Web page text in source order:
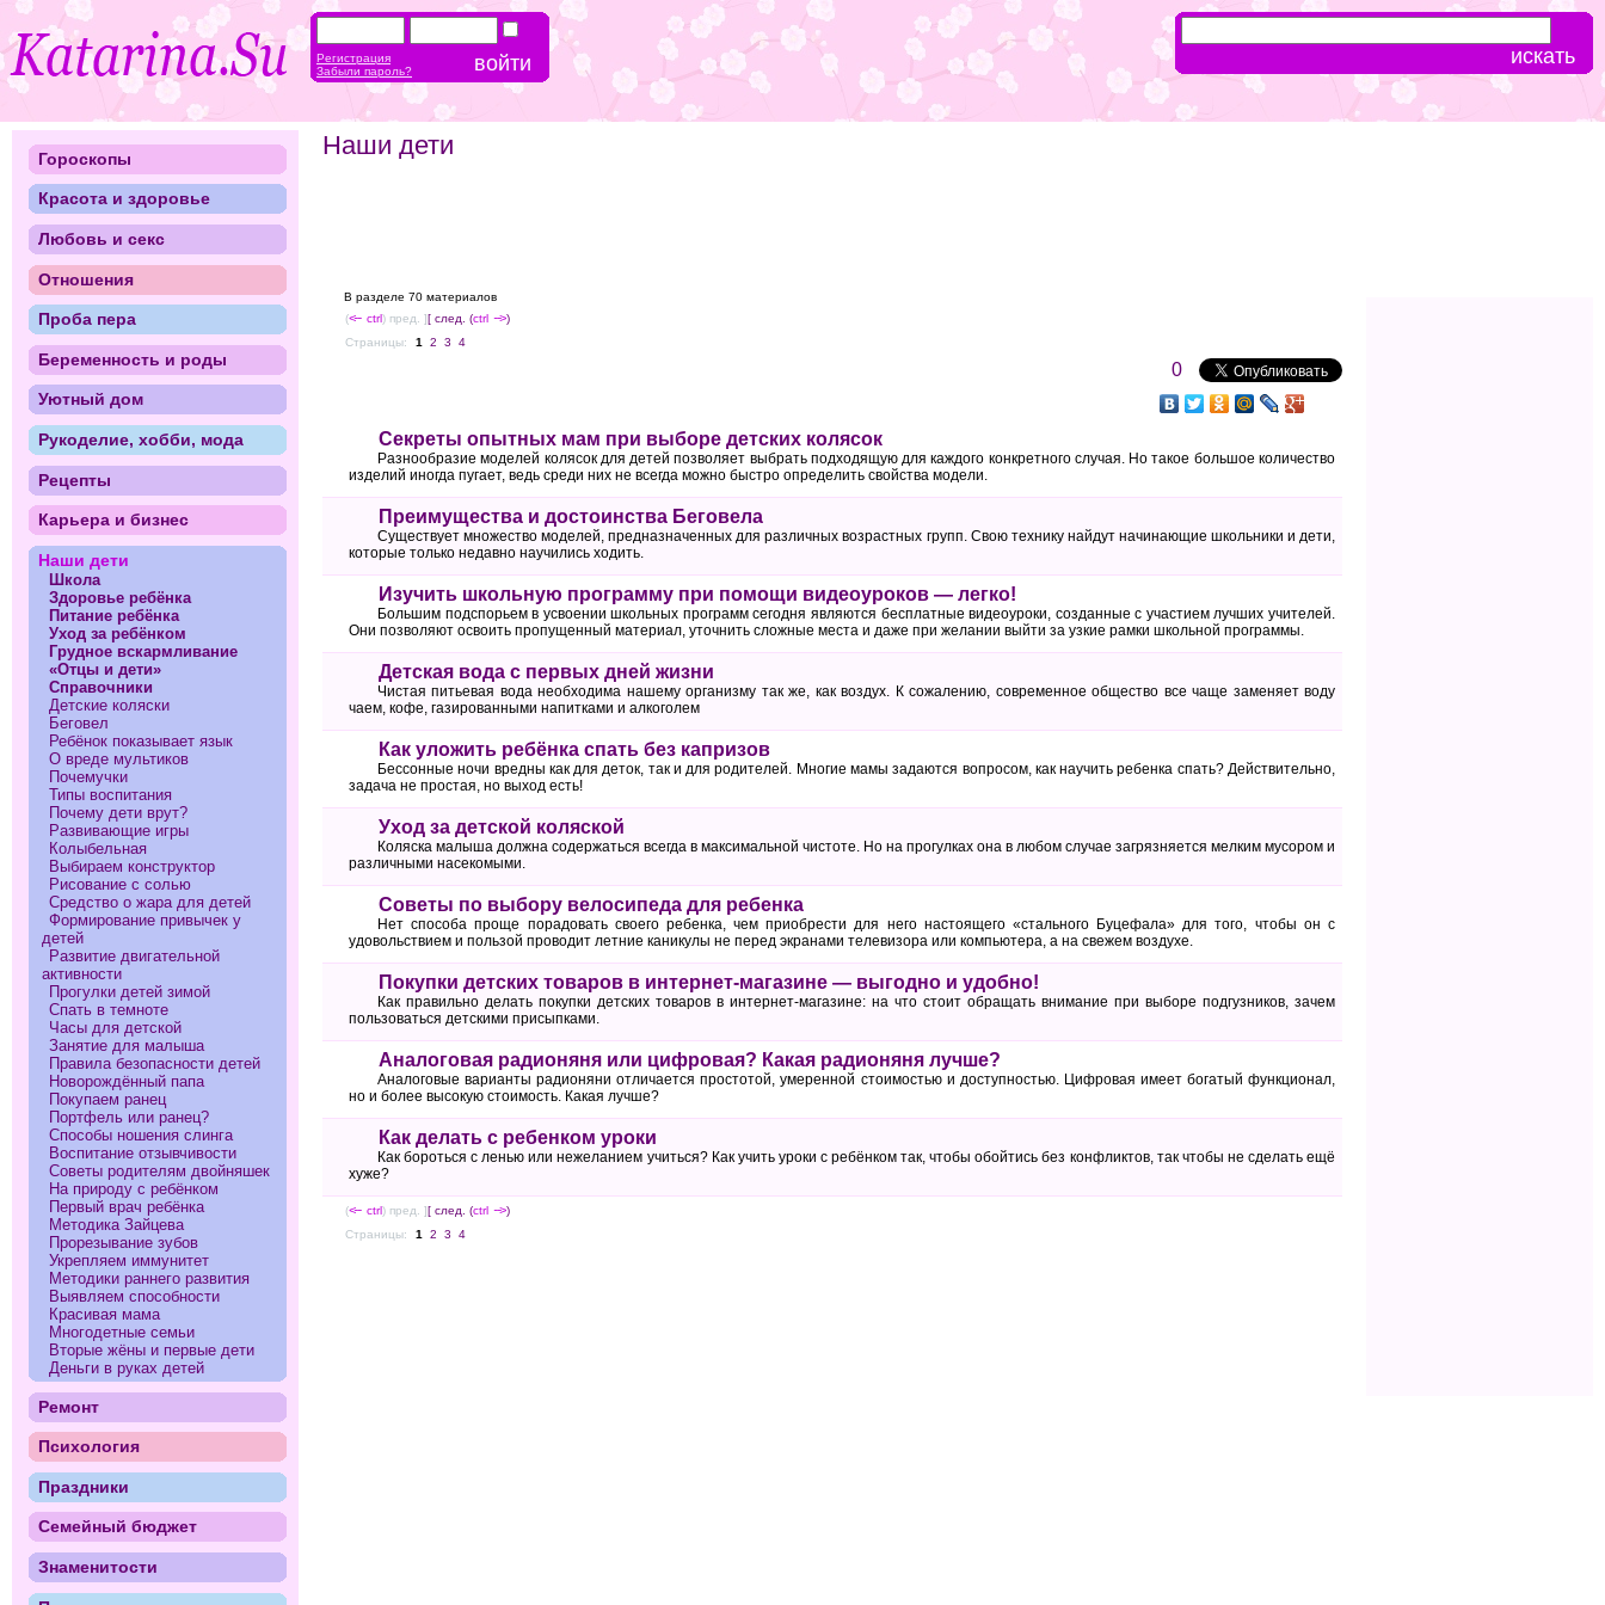
Наши дети
В разделе 70 материалов
(<-- ctrl) пред. ][ след. (ctrl --> )
Страницы:
1 2 3 4
0
Секреты опытных мам при выборе детских колясок
Разнообразие моделей колясок для детей позволяет выбрать подходящую для каждого конкретного случая. Но такое большое количество
изделий иногда пугает, ведь среди них не всегда можно быстро определить свойства модели.
Преимущества и достоинства Беговела
Существует множество моделей, предназначенных для различных возрастных групп. Свою технику найдут начинающие школьники и дети,
которые только недавно научились ходить.
Изучить школьную программу при помощи видеоуроков — легко!
Большим подспорьем в усвоении школьных программ сегодня являются бесплатные видеоуроки, созданные с участием лучших учителей.
Они позволяют освоить пропущенный материал, уточнить сложные места и даже при желании выйти за узкие рамки школьной программы.
Детская вода с первых дней жизни
Чистая питьевая вода необходима нашему организму так же, как воздух. К сожалению, современное общество все чаще заменяет воду
чаем, кофе, газированными напитками и алкоголем
Как уложить ребёнка спать без капризов
Бессонные ночи вредны как для деток, так и для родителей. Многие мамы задаются вопросом, как научить ребенка спать? Действительно,
задача не простая, но выход есть!
Уход за детской коляской
Коляска малыша должна содержаться всегда в максимальной чистоте. Но на прогулках она в любом случае загрязняется мелким мусором и
различными насекомыми.
Советы по выбору велосипеда для ребенка
Нет способа проще порадовать своего ребенка, чем приобрести для него настоящего «стального Буцефала» для того, чтобы он с
удовольствием и пользой проводит летние каникулы не перед экранами телевизора или компьютера, а на свежем воздухе.
Покупки детских товаров в интернет-магазине — выгодно и удобно!
Как правильно делать покупки детских товаров в интернет-магазине: на что стоит обращать внимание при выборе подгузников, зачем
пользоваться детскими присыпками.
Аналоговая радионяня или цифровая? Какая радионяня лучше?
Аналоговые варианты радионяни отличается простотой, умеренной стоимостью и доступностью. Цифровая имеет богатый функционал,
но и более высокую стоимость. Какая лучше?
Как делать с ребенком уроки
Как бороться с ленью или нежеланием учиться? Как учить уроки с ребёнком так, чтобы обойтись без конфликтов, так чтобы не сделать ещё
хуже?
(<-- ctrl) пред. ][ след. (ctrl --> )
Страницы:
1 2 3 4
Гороскопы
Красота и здоровье
Любовь и секс
Отношения
Проба пера
Беременность и роды
Уютный дом
Рукоделие, хобби, мода
Рецепты
Карьера и бизнес
Наши дети
Школа
Здоровье ребёнка
Питание ребёнка
Уход за ребёнком
Грудное вскармливание
«Отцы и дети»
Справочники
Детские коляски
Беговел
Ребёнок показывает язык
О вреде мультиков
Почемучки
Типы воспитания
Почему дети врут?
Развивающие игры
Колыбельная
Выбираем конструктор
Рисование с солью
Средство о жара для детей
Формирование привычек у
детей
Развитие двигательной
активности
Прогулки детей зимой
Спать в темноте
Часы для детской
Занятие для малыша
Правила безопасности детей
Новорождённый папа
Покупаем ранец
Портфель или ранец?
Способы ношения слинга
Воспитание отзывчивости
Советы родителям двойняшек
На природу с ребёнком
Первый врач ребёнка
Методика Зайцева
Прорезывание зубов
Укрепляем иммунитет
Методики раннего развития
Выявляем способности
Красивая мама
Многодетные семьи
Вторые жёны и первые дети
Деньги в руках детей
Ремонт
Психология
Праздники
Семейный бюджет
Знаменитости
Регистрация
Забыли пароль?